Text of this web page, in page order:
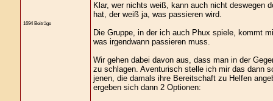
1694 Beiträge
Klar, wer nichts weiß, kann auch nicht deswegen
hat, der weiß ja, was passieren wird.
Die Gruppe, in der ich auch Phux spiele, kommt
was irgendwann passieren muss.
Wir gehen dabei davon aus, dass man in der
zu schlagen. Aventurisch stelle ich mir das dann
jenen, die damals ihre Bereitschaft zu Helfen
ergeben sich dann 2 Optionen: